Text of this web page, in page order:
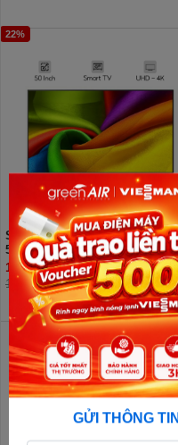
22%
Smart Tivi LG AI 4K 50 Inch
50NU855BPSA
10.100.000đ
12.890.000đ
GỬI THÔNG